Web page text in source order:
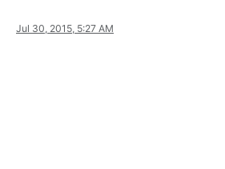
Jul 30, 2015, 5:27 AM